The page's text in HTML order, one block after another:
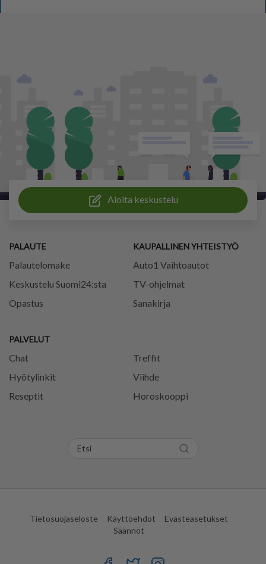
Aloita keskustelu
PALAUTE
Palautelomake
Keskustelu Suomi24:sta
Opastus
PALVELUT
Chat
Treffit
Hyötylinkit
Viihde
Reseptit
Horoskooppi
KAUPALLINEN YHTEISTYÖ
Auto1 Vaihtoautot
TV-ohjelmat
Sanakirja
Tietosuojaseloste Käyttöehdot
Evästeasetukset
Säännöt